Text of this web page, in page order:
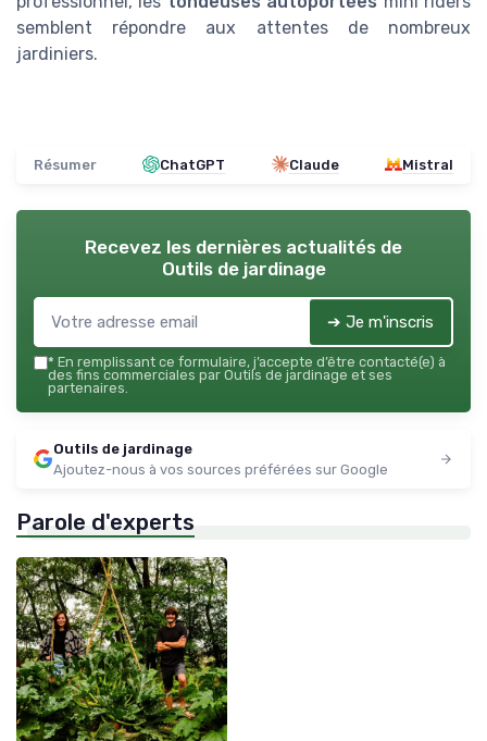
semblent répondre aux attentes de nombreux
jardiniers.
Résumer ChatGPT Claude Mistral
Recevez les dernières actualités de
Outils de jardinage
➔ Je m'inscris
* En remplissant ce formulaire, j’accepte d’être contacté(e) à
des fins commerciales par Outils de jardinage et ses
partenaires.
Outils de jardinage
Ajoutez-nous à vos sources préférées sur Google
Parole d'experts